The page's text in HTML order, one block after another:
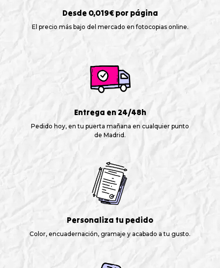
Desde 0,019€ por página
El precio más bajo del mercado en fotocopias online.
Entrega en 24/48h
Pedido hoy, en tu puerta mañana en cualquier punto
de Madrid.
Personaliza tu pedido
Color, encuadernación, gramaje y acabado a tu gusto.